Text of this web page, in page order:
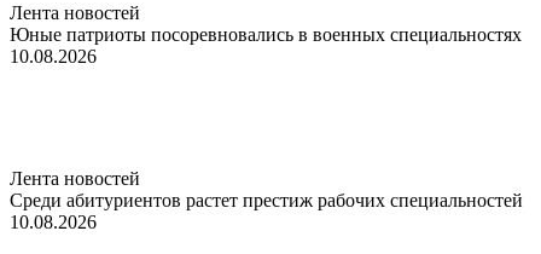
Лента новостей
Юные патриоты посоревновались в военных специальностях
10.08.2026
Лента новостей
Среди абитуриентов растет престиж рабочих специальностей
10.08.2026